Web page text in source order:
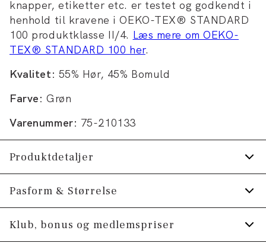
knapper, etiketter etc. er testet og godkendt i
henhold til kravene i OEKO-TEX® STANDARD
100 produktklasse II/4. Læs mere om OEKO-
TEX® STANDARD 100 her.
Kvalitet: 55% Hør, 45% Bomuld
Farve: Grøn
Varenummer: 75-210133
Produktdetaljer
Certificeret med OEKO-TEX® STANDARD
100.
Skjorten har button-down krave.
Pasform & Størrelse
Fit:Comfort fit
Klub, bonus og medlemspriser